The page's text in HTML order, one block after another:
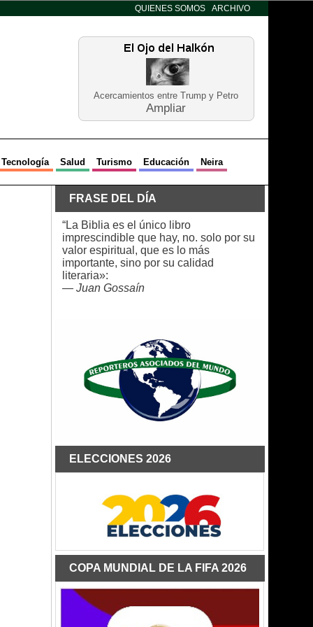
QUIENES SOMOS ARCHIVO
Acercamientos entre Trump y Petro
Ampliar
Tecnología Salud Turismo Educación Neira
FRASE DEL DÍA
“La Biblia es el único libro
imprescindible que hay, no. solo por su
valor espiritual, que es lo más
importante, sino por su calidad
literaria»:
— Juan Gossaín
ELECCIONES 2026
COPA MUNDIAL DE LA FIFA 2026